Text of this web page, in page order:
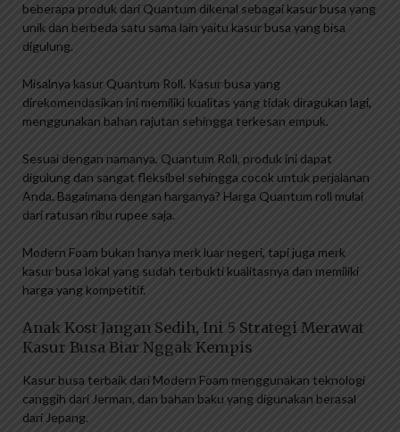
beberapa produk dari Quantum dikenal sebagai kasur busa yang
unik dan berbeda satu sama lain yaitu kasur busa yang bisa
digulung.
Misalnya kasur Quantum Roll. Kasur busa yang
direkomendasikan ini memiliki kualitas yang tidak diragukan lagi,
menggunakan bahan rajutan sehingga terkesan empuk.
Sesuai dengan namanya, Quantum Roll, produk ini dapat
digulung dan sangat fleksibel sehingga cocok untuk perjalanan
Anda. Bagaimana dengan harganya? Harga Quantum roll mulai
dari ratusan ribu rupee saja.
Modern Foam bukan hanya merk luar negeri, tapi juga merk
kasur busa lokal yang sudah terbukti kualitasnya dan memiliki
harga yang kompetitif.
Anak Kost Jangan Sedih, Ini 5 Strategi Merawat
Kasur Busa Biar Nggak Kempis
Kasur busa terbaik dari Modern Foam menggunakan teknologi
canggih dari Jerman, dan bahan baku yang digunakan berasal
dari Jepang.